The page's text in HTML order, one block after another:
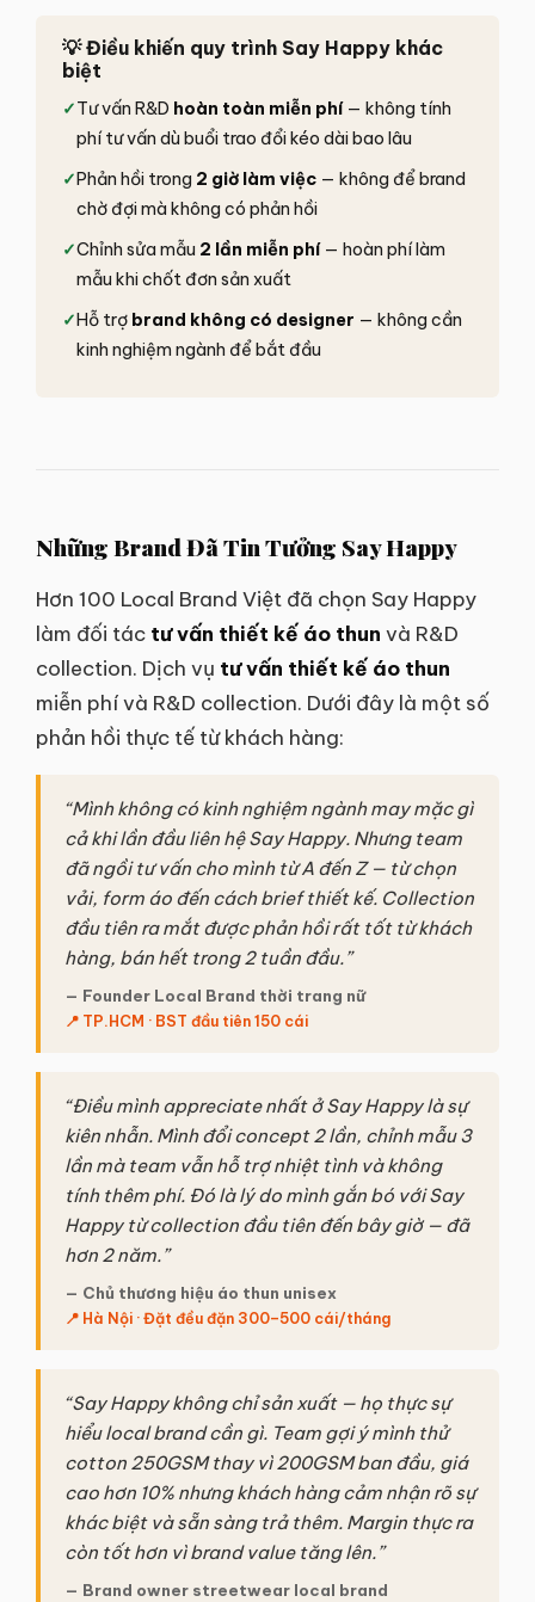
💡 Điều khiến quy trình Say Happy khác
biệt
✓Tư vấn R&D hoàn toàn miễn phí— không tính
phí tư vấn dù buổi trao đổi kéo dài bao lâu
✓Phản hồi trong 2 giờ làm việc — không để brand
chờ đợi mà không có phản hồi
✓Chỉnh sửa mẫu 2 lần miễn phí— hoàn phí làm
mẫu khi chốt đơn sản xuất
✓Hỗ trợ brand không có designer — không cần
kinh nghiệm ngành để bắt đầu
Những Brand Đã Tin Tưởng Say Happy
Hơn 100 Local Brand Việt đã chọn Say Happy
làm đối tác tư vấn thiết kế áo thun và R&D
collection. Dịch vụ tư vấn thiết kế áo thun
miễn phí và R&D collection. Dưới đây là một số
phản hồi thực tế từ khách hàng:
“Mình không có kinh nghiệm ngành may mặc gì
cả khi lần đầu liên hệ Say Happy. Nhưng team
đã ngồi tư vấn cho mình từ A đến Z — từ chọn
vải, form áo đến cách brief thiết kế. Collection
đầu tiên ra mắt được phản hồi rất tốt từ khách
hàng, bán hết trong 2 tuần đầu.”
— Founder Local Brand thời trang nữ
📍 TP.HCM · BST đầu tiên 150 cái
“Điều mình appreciate nhất ở Say Happy là sự
kiên nhẫn. Mình đổi concept 2 lần, chỉnh mẫu 3
lần mà team vẫn hỗ trợ nhiệt tình và không
tính thêm phí. Đó là lý do mình gắn bó với Say
Happy từ collection đầu tiên đến bây giờ — đã
hơn 2 năm.”
— Chủ thương hiệu áo thun unisex
📍 Hà Nội · Đặt đều đặn 300–500 cái/tháng
“Say Happy không chỉ sản xuất — họ thực sự
hiểu local brand cần gì. Team gợi ý mình thử
cotton 250GSM thay vì 200GSM ban đầu, giá
cao hơn 10% nhưng khách hàng cảm nhận rõ sự
khác biệt và sẵn sàng trả thêm. Margin thực ra
còn tốt hơn vì brand value tăng lên.”
— Brand owner streetwear local brand